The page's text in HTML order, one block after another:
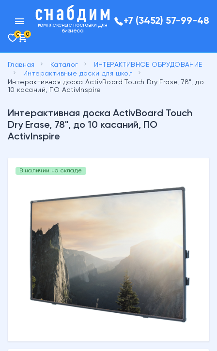
menu
комплексные поставки для
бизнеса
+7 (3452) 57-99-48
0 0
Главная keyboard_arrow_right Каталог keyboard_arrow_right ИНТЕРАКТИВНОЕ ОБРУДОВАНИЕ
keyboard_arrow_right Интерактивные доски для школ keyboard_arrow_right
Интерактивная доска ActivBoard Touch Dry Erase, 78", до
10 касаний, ПО ActivInspire
Интерактивная доска ActivBoard Touch
Dry Erase, 78", до 10 касаний, ПО
ActivInspire
В наличии на складе